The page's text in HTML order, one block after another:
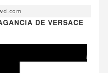
DE VERSACE